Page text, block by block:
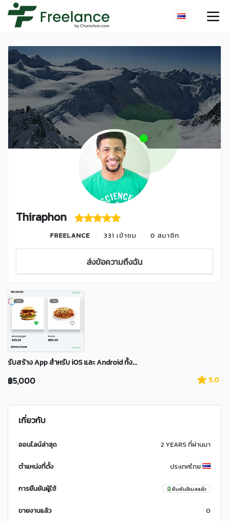
Thiraphon
FREELANCE 331 เข้าชม 0 สมาชิก
ส่งข้อความถึงฉัน
รับสร้าง App สำหรับ iOS และ Android ทั้ง...
฿5,000 5.0
เกี่ยวกับ
ออนไลน์ล่าสุด 2 YEARS ที่ผ่านมา
ตำแหน่งที่ตั้ง ประเทศไทย
การยืนยันผู้ใช้ ยืนยันอีเมลแล้ว
ขายงานแล้ว 0